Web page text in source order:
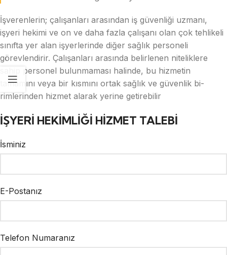
İşverenlerin; çalışanları arasından iş güvenliği uzmanı,
işyeri hekimi ve on ve daha fazla çalışanı olan çok tehlikeli
sınıfta yer alan işyerlerinde diğer sağlık personeli
görevlendirir. Çalışanları arasında belirlenen niteliklere
sahip personel bulunmaması halinde, bu hizmetin
tamamını veya bir kısmını ortak sağlık ve güvenlik bi­
rimlerinden hizmet alarak yerine getirebilir
İŞYERİ HEKİMLİĞİ HİZMET TALEBİ
İsminiz
E-Postanız
Telefon Numaranız